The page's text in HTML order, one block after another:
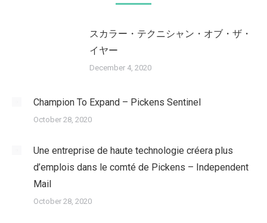
スカラー・テクニシャン・オブ・ザ・
イヤー
December 4, 2020
Champion To Expand – Pickens Sentinel
October 28, 2020
Une entreprise de haute technologie créera plus
d’emplois dans le comté de Pickens – Independent
Mail
October 28, 2020